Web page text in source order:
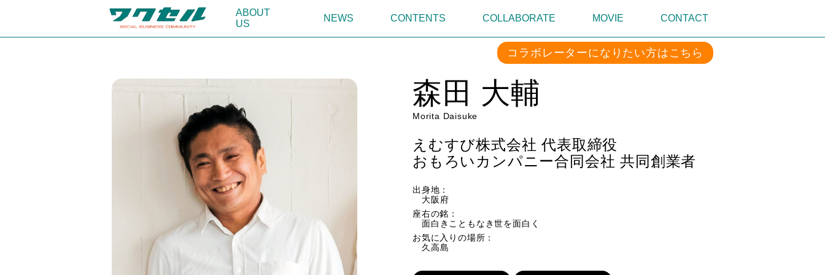
ABOUT
US
NEWS CONTENTS COLLABORATE MOVIE CONTACT
コラボレーターになりたい方はこちら
森田 大輔
Morita Daisuke
えむすび株式会社 代表取締役
おもろいカンパニー合同会社 共同創業者
出身地：
大阪府
座右の銘：
面白きこともなき世を面白く
お気に入りの場所：
久高島